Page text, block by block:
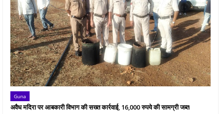
Guna
अवैध मदिरा पर आबकारी विभाग की सख्त कार्रवाई, 16,000 रुपये की सामग्री जब्त